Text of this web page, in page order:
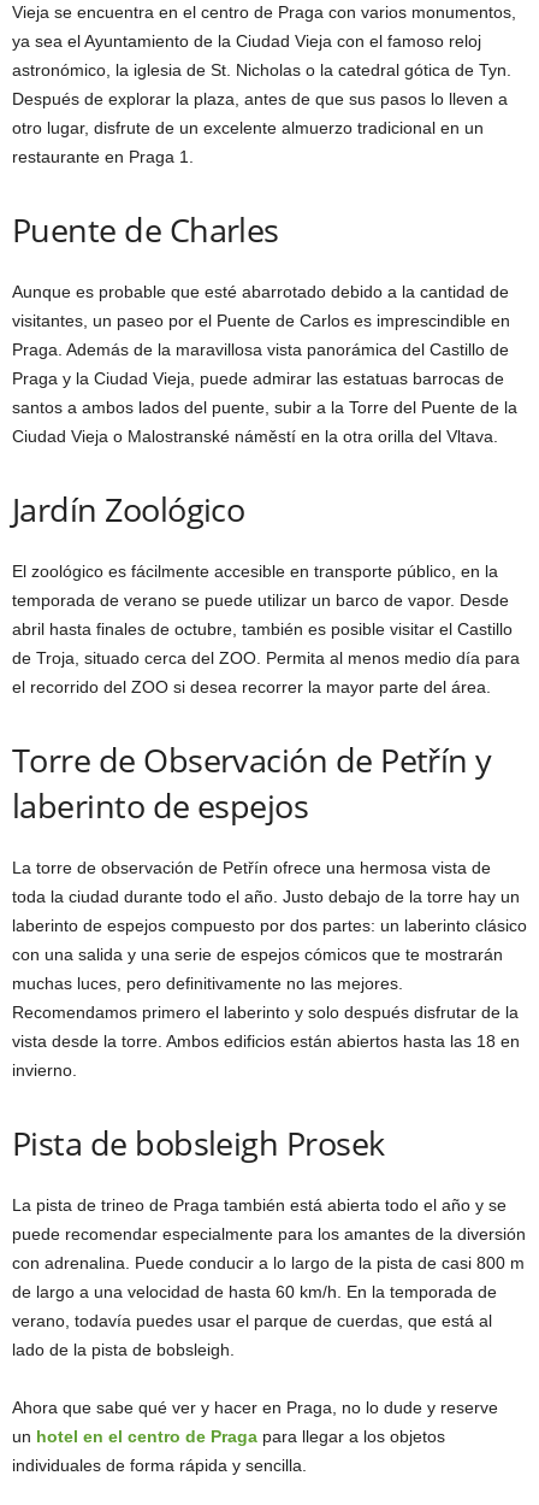
Vieja se encuentra en el centro de Praga con varios monumentos,
ya sea el Ayuntamiento de la Ciudad Vieja con el famoso reloj
astronómico, la iglesia de St. Nicholas o la catedral gótica de Tyn.
Después de explorar la plaza, antes de que sus pasos lo lleven a
otro lugar, disfrute de un excelente almuerzo tradicional en un
restaurante en Praga 1.
Puente de Charles
Aunque es probable que esté abarrotado debido a la cantidad de
visitantes, un paseo por el Puente de Carlos es imprescindible en
Praga. Además de la maravillosa vista panorámica del Castillo de
Praga y la Ciudad Vieja, puede admirar las estatuas barrocas de
santos a ambos lados del puente, subir a la Torre del Puente de la
Ciudad Vieja o Malostranské náměstí en la otra orilla del Vltava.
Jardín Zoológico
El zoológico es fácilmente accesible en transporte público, en la
temporada de verano se puede utilizar un barco de vapor. Desde
abril hasta finales de octubre, también es posible visitar el Castillo
de Troja, situado cerca del ZOO. Permita al menos medio día para
el recorrido del ZOO si desea recorrer la mayor parte del área.
Torre de Observación de Petřín y
laberinto de espejos
La torre de observación de Petřín ofrece una hermosa vista de
toda la ciudad durante todo el año. Justo debajo de la torre hay un
laberinto de espejos compuesto por dos partes: un laberinto clásico
con una salida y una serie de espejos cómicos que te mostrarán
muchas luces, pero definitivamente no las mejores.
Recomendamos primero el laberinto y solo después disfrutar de la
vista desde la torre. Ambos edificios están abiertos hasta las 18 en
invierno.
Pista de bobsleigh Prosek
La pista de trineo de Praga también está abierta todo el año y se
puede recomendar especialmente para los amantes de la diversión
con adrenalina. Puede conducir a lo largo de la pista de casi 800 m
de largo a una velocidad de hasta 60 km/h. En la temporada de
verano, todavía puedes usar el parque de cuerdas, que está al
lado de la pista de bobsleigh.
Ahora que sabe qué ver y hacer en Praga, no lo dude y reserve
un hotel en el centro de Praga para llegar a los objetos
individuales de forma rápida y sencilla.